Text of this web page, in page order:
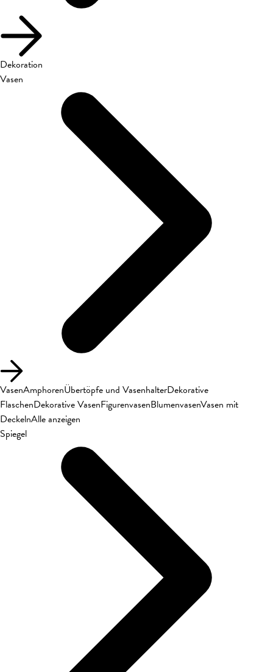
Dekoration
Vasen
VasenAmphorenÜbertöpfe und VasenhalterDekorative
FlaschenDekorative VasenFigurenvasenBlumenvasenVasen mit
DeckelnAlle anzeigen
Spiegel